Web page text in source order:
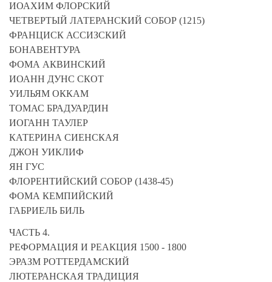
ИОАХИМ ФЛОРСКИЙ
ЧЕТВЕРТЫЙ ЛАТЕРАНСКИЙ СОБОР (1215)
ФРАНЦИСК АССИЗСКИЙ
БОНАВЕНТУРА
ФОМА АКВИНСКИЙ
ИОАНН ДУНС СКОТ
УИЛЬЯМ ОККАМ
ТОМАС БРАДУАРДИН
ИОГАНН ТАУЛЕР
КАТЕРИНА СИЕНСКАЯ
ДЖОН УИКЛИФ
ЯН ГУС
ФЛОРЕНТИЙСКИЙ СОБОР (1438-45)
ФОМА КЕМПИЙСКИЙ
ГАБРИЕЛЬ БИЛЬ
ЧАСТЬ 4.
РЕФОРМАЦИЯ И РЕАКЦИЯ 1500 - 1800
ЭРАЗМ РОТТЕРДАМСКИЙ
ЛЮТЕРАНСКАЯ ТРАДИЦИЯ